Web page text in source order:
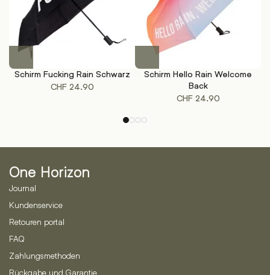
gewählt
Schirm Fucking Rain Schwarz
CHF24.90
Schirm Hello Rain Welcome
Back
CHF24.90
One Horizon
Journal
Kundenservice
Retouren portal
FAQ
Zahlungsmethoden
Rückgabe und Garantie